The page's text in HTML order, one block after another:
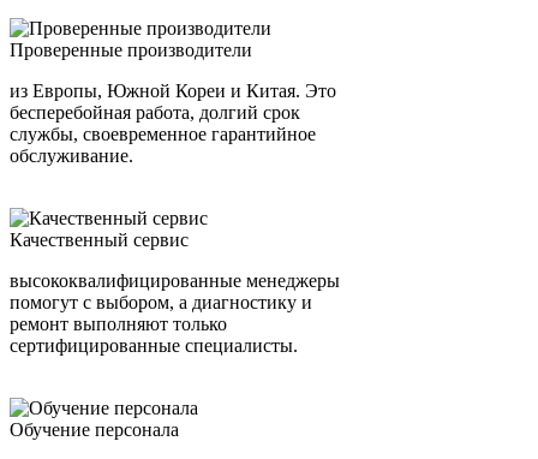
Проверенные производители
из Европы, Южной Кореи и Китая. Это
бесперебойная работа, долгий срок
службы, своевременное гарантийное
обслуживание.
Качественный сервис
высококвалифицированные менеджеры
помогут с выбором, а диагностику и
ремонт выполняют только
сертифицированные специалисты.
Обучение персонала